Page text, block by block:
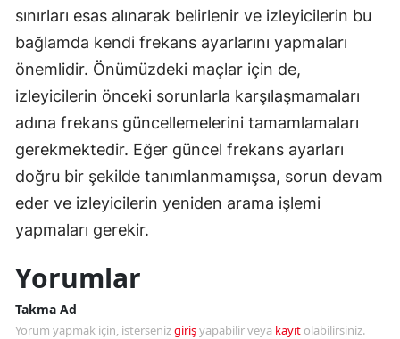
sınırları esas alınarak belirlenir ve izleyicilerin bu
bağlamda kendi frekans ayarlarını yapmaları
önemlidir. Önümüzdeki maçlar için de,
izleyicilerin önceki sorunlarla karşılaşmamaları
adına frekans güncellemelerini tamamlamaları
gerekmektedir. Eğer güncel frekans ayarları
doğru bir şekilde tanımlanmamışsa, sorun devam
eder ve izleyicilerin yeniden arama işlemi
yapmaları gerekir.
Yorumlar
Takma Ad
Yorum yapmak için, istersenizgirişyapabilir veya kayıt olabilirsiniz.